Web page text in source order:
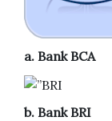
a. Bank BCA
b. Bank BRI